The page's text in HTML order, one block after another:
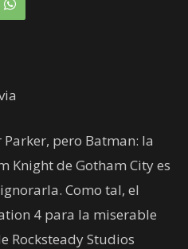
Parker, pero Batman: la
Knight de Gotham City es
Como tal, el
4 para la miserable
Rocksteady Studios